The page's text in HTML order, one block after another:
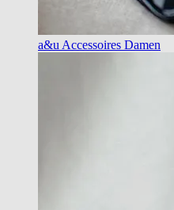
a&u Accessoires Damen